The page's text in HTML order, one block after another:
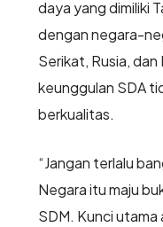
daya yang dimiliki
dengan negara-
Serikat, Rusia,
keunggulan SDA
berkualitas.
“Jangan terlalu
Negara itu maju
SDM. Kunci